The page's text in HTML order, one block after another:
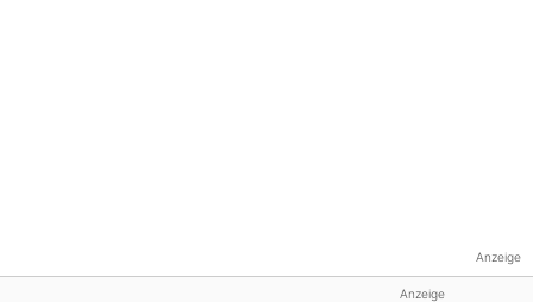
Anzeige
Anzeige